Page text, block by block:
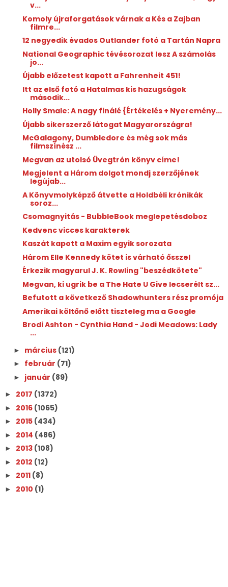
v...
Komoly újraforgatások várnak a Kés a Zajban
filmre...
12 negyedik évados Outlander fotó a Tartán Napra
National Geographic tévésorozat lesz A számolás
jo...
Újabb előzetest kapott a Fahrenheit 451!
Itt az első fotó a Hatalmas kis hazugságok
második...
Holly Smale: A ​nagy finálé {Értékelés + Nyeremény...
Újabb sikerszerző látogat Magyarországra!
McGalagony, Dumbledore és még sok más
filmszínész ...
Megvan az utolsó Üvegtrón könyv címe!
Megjelent a Három dolgot mondj szerzőjének
legújab...
A Könyvmolyképző átvette a Holdbéli krónikák
soroz...
Csomagnyitás - BubbleBook meglepetésdoboz
Kedvenc vicces karakterek
Kaszát kapott a Maxim egyik sorozata
Három Elle Kennedy kötet is várható ősszel
Érkezik magyarul J. K. Rowling "beszédkötete"
Megvan, ki ugrik be a The Hate U Give lecserélt sz...
Befutott a következő Shadowhunters rész promója
Amerikai költőnő előtt tiszteleg ma a Google
Brodi Ashton - Cynthia Hand - Jodi Meadows: Lady ​
...
► március (121)
► február (71)
► január (89)
► 2017 (1372)
► 2016 (1065)
► 2015 (434)
► 2014 (486)
► 2013 (108)
► 2012 (12)
► 2011 (8)
► 2010 (1)